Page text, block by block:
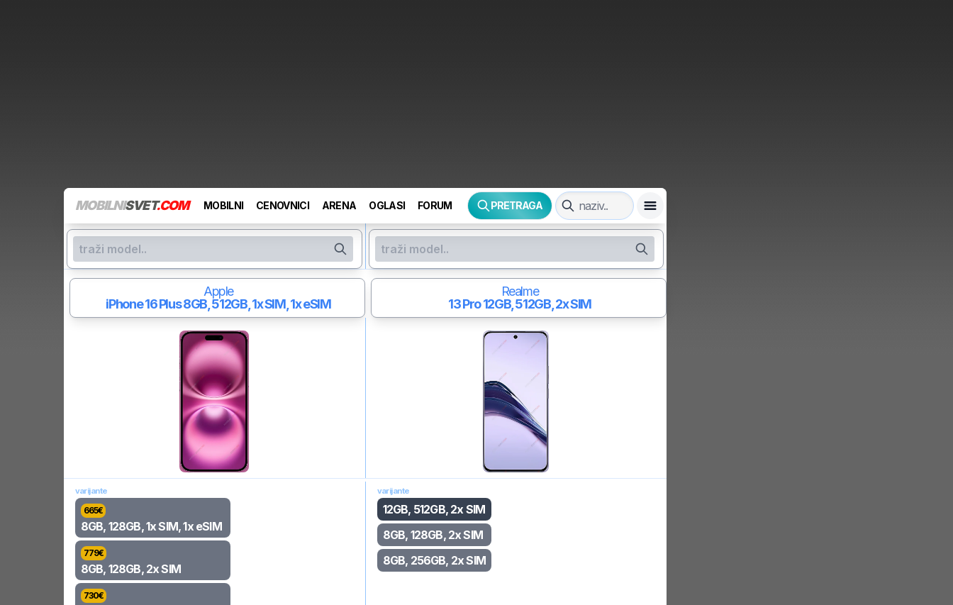
MOBILNISVET.COM MOBILNI CENOVNICI ARENA OGLASI FORUM PRETRAGA
Apple
iPhone 16 Plus8GB, 512GB, 1x SIM, 1x eSIM
Realme
13 Pro12GB, 512GB, 2x SIM
varijante
665€
8GB, 128GB, 1x SIM, 1x eSIM
779€
8GB, 128GB, 2x SIM
730€
varijante
12GB, 512GB, 2x SIM
8GB, 128GB, 2x SIM
8GB, 256GB, 2x SIM